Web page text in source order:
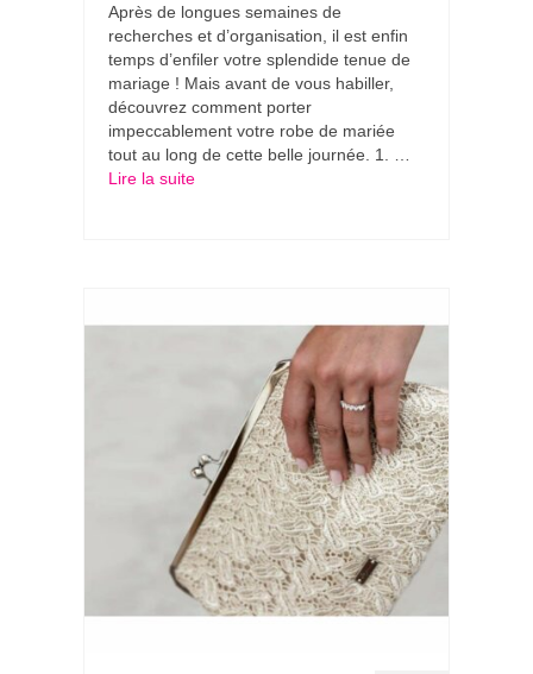
Après de longues semaines de
recherches et d’organisation, il est enfin
temps d’enfiler votre splendide tenue de
mariage ! Mais avant de vous habiller,
découvrez comment porter
impeccablement votre robe de mariée
tout au long de cette belle journée. 1. …
Lire la suite­­